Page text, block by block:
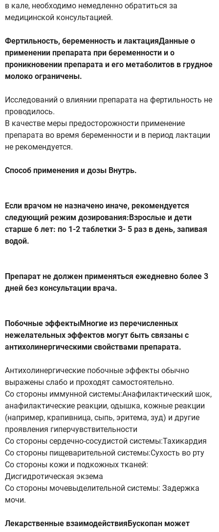
в кале, необходимо немедленно обратиться за
медицинской консультацией.
Фертильность, беременность и лактацияДанные о
применении препарата при беременности и о
проникновении препарата и его метаболитов в грудное
молоко ограничены.
Исследований о влиянии препарата на фертильность не
проводилось.
В качестве меры предосторожности применение
препарата во время беременности и в период лактации
не рекомендуется.
Способ применения и дозы Внутрь.
Если врачом не назначено иначе, рекомендуется
следующий режим дозирования:Взрослые и дети
старше 6 лет: по 1-2 таблетки 3- 5 paз в день, запивая
водой.
Препарат не должен применяться ежедневно более 3
дней без консультации врача.
Побочные эффектыМногие из перечисленных
нежелательных эффектов могут быть связаны с
антихолинергическими свойствами препарата.
Антихолинергические побочные эффекты обычно
выражены слабо и проходят самостоятельно.
Со стороны иммунной системы:Анафилактический шок,
анафилактические реакции, одышка, кожные реакции
(например, крапивница, сыпь, эритема, зуд) и другие
проявления гиперчувствительности
Со стороны сердечно-сосудистой системы:Тахикардия
Со стороны пищеварительной системы:Сухость во рту
Со стороны кожи и подкожных тканей:
Дисгидротическая экзема
Со стороны мочевыделительной системы: Задержка
мочи.
Лекарственные взаимодействияБускопан может